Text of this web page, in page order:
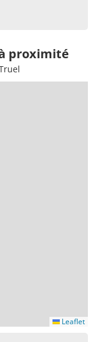
proximité
Leaflet